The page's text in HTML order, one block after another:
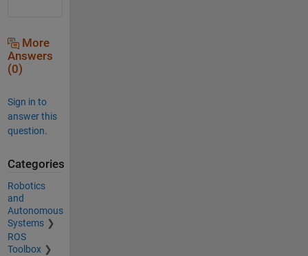
More
Answers
(0)
Sign in to
answer this
question.
Categories
Robotics
and
Autonomous
Systems
ROS
Toolbox